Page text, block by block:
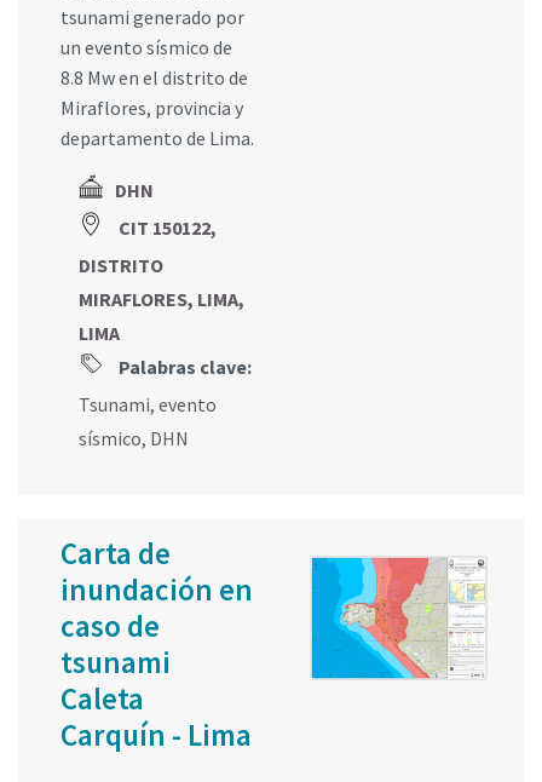
tsunami generado por
un evento sísmico de
8.8 Mw en el distrito de
Miraflores, provincia y
departamento de Lima.
DHN
CIT 150122,
DISTRITO
MIRAFLORES, LIMA,
LIMA
Palabras clave:
Tsunami, evento
sísmico, DHN
Carta de
inundación en
caso de
tsunami
Caleta
Carquín - Lima